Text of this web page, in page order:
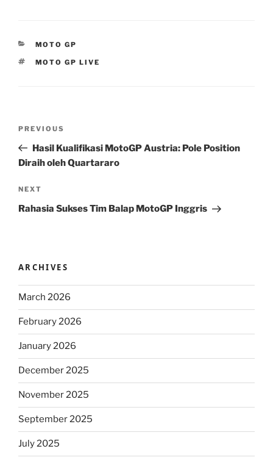
CATEGORIES
MOTO GP
TAGS
MOTO GP LIVE
Previous
Post
PREVIOUS
Hasil Kualifikasi MotoGP Austria: Pole Position
Diraih oleh Quartararo
Next
Post
NEXT
Rahasia Sukses Tim Balap MotoGP Inggris
ARCHIVES
March 2026
February 2026
January 2026
December 2025
November 2025
September 2025
July 2025